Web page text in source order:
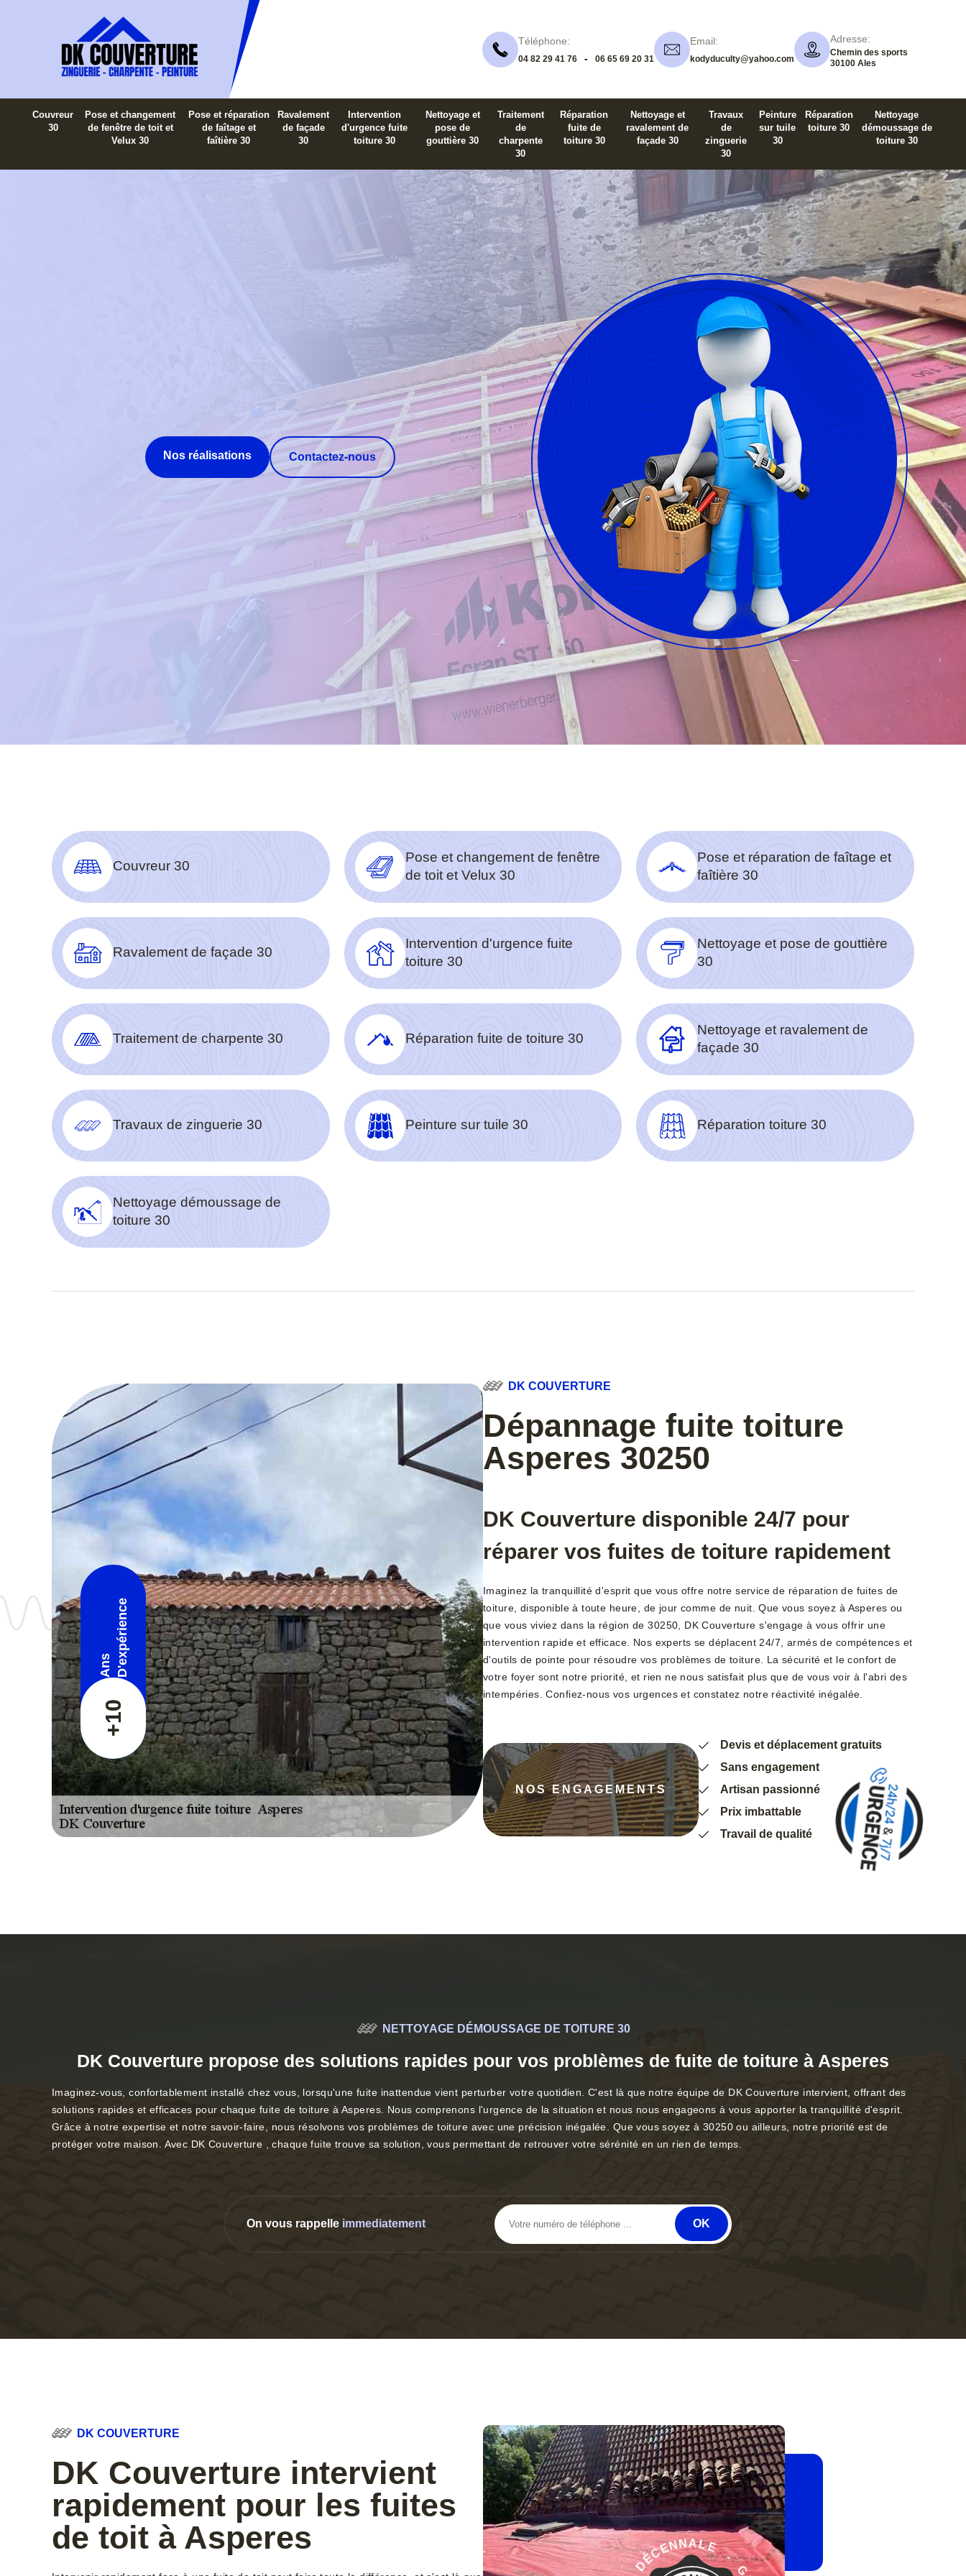
Téléphone:
04 82 29 41 76 - 06 65 69 20 31
Email:
kodyduculty@yahoo.com
Adresse:
Chemin des sports
30100 Ales
Couvreur
30
Pose et changement
de fenêtre de toit et
Velux 30
Pose et réparation
de faîtage et
faîtière 30
Ravalement
de façade
30
Intervention
d'urgence fuite
toiture 30
Nettoyage et
pose de
gouttière 30
Traitement
de
charpente
30
Réparation
fuite de
toiture 30
Nettoyage et
ravalement de
façade 30
Travaux
de
zinguerie
30
Peinture
sur tuile
30
Réparation
toiture 30
Nettoyage
démoussage de
toiture 30
Nos réalisations Contactez-nous
Couvreur 30
Pose et changement de fenêtre
de toit et Velux 30
Pose et réparation de faîtage et
faîtière 30
Ravalement de façade 30
Intervention d'urgence fuite
toiture 30
Nettoyage et pose de gouttière
30
Traitement de charpente 30 Réparation fuite de toiture 30
Nettoyage et ravalement de
façade 30
Travaux de zinguerie 30 Peinture sur tuile 30 Réparation toiture 30
Nettoyage démoussage de
toiture 30
+10
Ans D'expérience
DK COUVERTURE
Dépannage fuite toiture
Asperes 30250
DK Couverture disponible 24/7 pour
réparer vos fuites de toiture rapidement
Imaginez la tranquillité d'esprit que vous offre notre service de réparation de fuites de
toiture, disponible à toute heure, de jour comme de nuit. Que vous soyez à Asperes ou
que vous viviez dans la région de 30250, DK Couverture s'engage à vous offrir une
intervention rapide et efficace. Nos experts se déplacent 24/7, armés de compétences et
d'outils de pointe pour résoudre vos problèmes de toiture. La sécurité et le confort de
votre foyer sont notre priorité, et rien ne nous satisfait plus que de vous voir à l'abri des
intempéries. Confiez-nous vos urgences et constatez notre réactivité inégalée.
NOS ENGAGEMENTS
Devis et déplacement gratuits
Sans engagement
Artisan passionné
Prix imbattable
Travail de qualité
NETTOYAGE DÉMOUSSAGE DE TOITURE 30
DK Couverture propose des solutions rapides pour vos problèmes de fuite de toiture à Asperes
Imaginez-vous, confortablement installé chez vous, lorsqu'une fuite inattendue vient perturber votre quotidien. C'est là que notre équipe de DK Couverture intervient, offrant des
solutions rapides et efficaces pour chaque fuite de toiture à Asperes. Nous comprenons l'urgence de la situation et nous nous engageons à vous apporter la tranquillité d'esprit.
Grâce à notre expertise et notre savoir-faire, nous résolvons vos problèmes de toiture avec une précision inégalée. Que vous soyez à 30250 ou ailleurs, notre priorité est de
protéger votre maison. Avec DK Couverture , chaque fuite trouve sa solution, vous permettant de retrouver votre sérénité en un rien de temps.
On vous rappelle immediatement
DK COUVERTURE
DK Couverture intervient
rapidement pour les fuites
de toit à Asperes
ALE
- GARANT
I